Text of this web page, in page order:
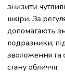
знизити
шкіри. За
допомагають
подразники,
зволоження
стану обличчя.